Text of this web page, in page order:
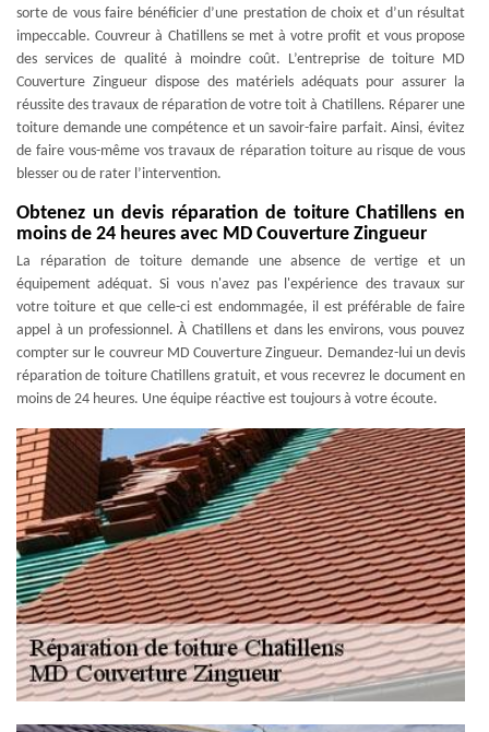
sorte de vous faire bénéficier d’une prestation de choix et d’un résultat
impeccable. Couvreur à Chatillens se met à votre profit et vous propose
des services de qualité à moindre coût. L’entreprise de toiture MD
Couverture Zingueur dispose des matériels adéquats pour assurer la
réussite des travaux de réparation de votre toit à Chatillens. Réparer une
toiture demande une compétence et un savoir-faire parfait. Ainsi, évitez
de faire vous-même vos travaux de réparation toiture au risque de vous
blesser ou de rater l’intervention.
Obtenez un devis réparation de toiture Chatillens en
moins de 24 heures avec MD Couverture Zingueur
La réparation de toiture demande une absence de vertige et un
équipement adéquat. Si vous n'avez pas l'expérience des travaux sur
votre toiture et que celle-ci est endommagée, il est préférable de faire
appel à un professionnel. À Chatillens et dans les environs, vous pouvez
compter sur le couvreur MD Couverture Zingueur. Demandez-lui un devis
réparation de toiture Chatillens gratuit, et vous recevrez le document en
moins de 24 heures. Une équipe réactive est toujours à votre écoute.